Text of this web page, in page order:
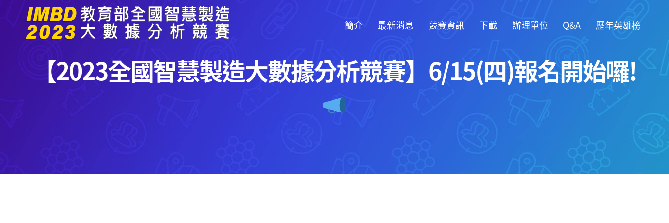
Skip
to
content
簡介 最新消息 競賽資訊 下載 辦理單位 Q&A 歷年英雄榜
【2023全國智慧製造大數據分析競賽】6/15(四)報名開始囉!